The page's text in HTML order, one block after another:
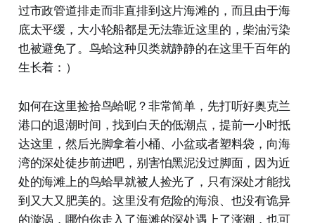
过市政管道排走而非直排到这片海滩的，而且由于海
底太平缓，大小轮船都是无法靠近这里的，柴油污染
也被避免了。鸟蛤这种贝类就静静的在这里千百年的
生长着：）
如何在这里捡拾鸟蛤呢？非常简单，先打听好奥克兰
港口的退潮时间，找到白天的低潮点，提前一小时抵
达这里，然后光脚拿着小桶、小盆或者塑料袋，向海
湾的深处徒步前进吧，别害怕黑泥没过脚面，因为近
处的海滩上的鸟蛤早就被人捡光了，只有深处才能找
到又大又肥美的。这里没有危险的海浪、也没有诡异
的漩涡，哪怕你走入了海滩的深处遇上了涨潮，也可